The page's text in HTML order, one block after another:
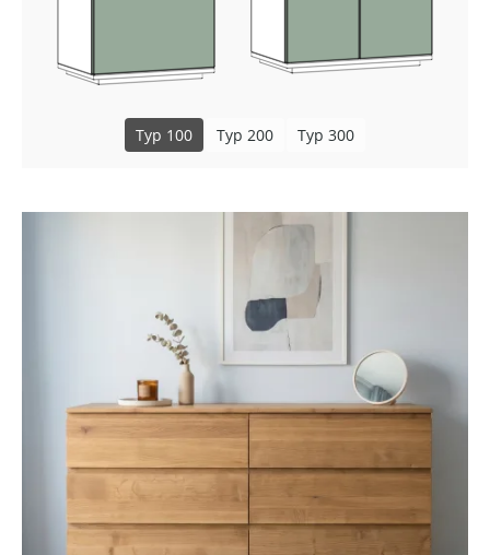
Typ 100 Typ 200 Typ 300